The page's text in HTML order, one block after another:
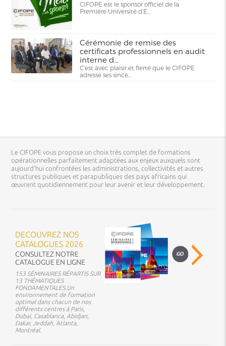
CIFOPE est le sponsor officiel de la
Première Université d’E...
Cérémonie de remise des
certificats professionnels en audit
interne d...
C'est avec plaisir et fierté que le CIFOPE
adresse ses sincè...
Le CIFOPE vous propose un choix très complet de formations
opérationnelles parfaitement adaptées aux enjeux auxquels sont
aujourd’hui confrontées les administrations, collectivités et autres
structures publiques et parapubliques des pays africains qui
œuvrent quotidiennement pour leur avenir et leur développement.
DECOUVREZ NOS
CATALOGUES 2026
CONSULTEZ NOTRE
CATALOGUE EN LIGNE
153 SÉMINAIRES RÉPARTIS SUR
13 THÉMATIQUES
FONDAMENTALES.Un
environnement de formation
optimal dans chacun de nos
différents centres à Paris,
Dubaï, Casablanca, Abidjan,
Dakar, Jeddah, Atlanta,
Montréal.